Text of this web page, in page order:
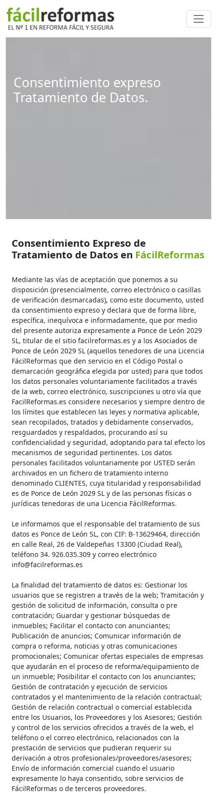
Consentimiento expreso
Tratamiento de Datos.
Consentimiento Expreso de
Tratamiento de Datos en FácilReformas
Mediante las vías de aceptación que ponemos a su
disposición (presencialmente, correo electrónico o casillas
de verificación desmarcadas), como este documento, usted
da consentimiento expreso y declara que de forma libre,
específica, inequívoca e informadamente, que por medio
del presente autoriza expresamente a Ponce de León 2029
SL, titular de el sitio facilreformas.es y a los Asociados de
Ponce de León 2029 SL (aquellos tenedores de una Licencia
FácilReformas que den servicio en el Código Postal o
demarcación geográfica elegida por usted) para que todos
los datos personales voluntariamente facilitados a través
de la web, correo electrónico, suscripciones u otro vía que
FacilReformas.es considere necesarios y siempre dentro de
los límites que establecen las leyes y normativa aplicable,
sean recopilados, tratados y debidamente conservados,
resguardados y respaldados, procurando así su
confidencialidad y seguridad, adoptando para tal efecto los
mecanismos de seguridad pertinentes. Los datos
personales facilitados voluntariamente por USTED serán
archivados en un fichero de tratamiento interno
denominado CLIENTES, cuya titularidad y responsabilidad
es de Ponce de León 2029 SL y de las personas físicas o
jurídicas tenedoras de una Licencia FácilReformas.
Le informamos que el responsable del tratamiento de sus
datos es Ponce de León SL, con CIF: B-13629464, dirección
en calle Real, 26 de Valdepeñas 13300 (Ciudad Real),
teléfono 34. ‎926.035.309 y correo electrónico
info@facilreformas.es
La finalidad del tratamiento de datos es: Gestionar los
usuarios que se registren a través de la web; Tramitación y
gestión de solicitud de información, consulta o pre
contratación; Guardar y gestionar búsquedas de
inmuebles; Facilitar el contacto con anunciantes;
Publicación de anuncios; Comunicar información de
compra o reforma, noticias y otras comunicaciones
promocionales; Comunicar ofertas especiales de empresas
que ayudarán en el proceso de reforma/equipamiento de
un inmueble; Posibilitar el contacto con los anunciantes;
Gestión de contratación y ejecución de servicios
contratados y el mantenimiento de la relación contractual;
Gestión de relación contractual o comercial establecida
entre los Usuarios, los Proveedores y los Asesores; Gestión
y control de los servicios ofrecidos a través de la web, el
teléfono o el correo electrónico, relacionados con la
prestación de servicios que pudieran requerir su
derivación a otros profesionales/proveedores/asesores;
Envío de información comercial cuando el usuario
expresamente lo haya consentido, sobre servicios de
FácilReformas o de terceros proveedores.